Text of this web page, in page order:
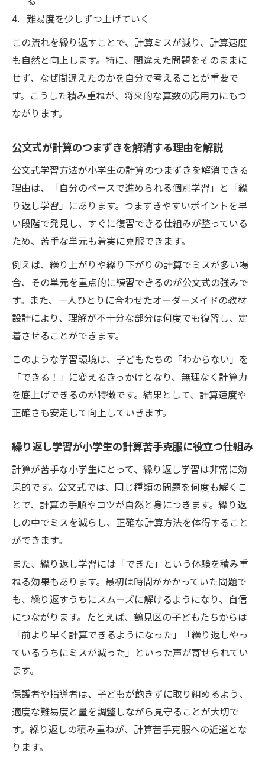
難易度を少しずつ上げていく
この流れを繰り返すことで、計算ミスが減り、計算速度
も自然と向上します。特に、間違えた問題をそのままに
せず、なぜ間違えたのかを自分で考えることが重要で
す。こうした積み重ねが、将来的な算数の応用力にもつ
ながります。
公文式が計算のつまずきを解消する理由を解説
公文式学習方法が小学生の計算のつまずきを解消できる
理由は、「自分のペースで進められる個別学習」と「繰
り返し学習」にあります。つまずきやすいポイントを早
い段階で発見し、すぐに復習できる仕組みが整っている
ため、苦手な単元も着実に克服できます。
例えば、繰り上がりや繰り下がりの計算でミスが多い場
合、その単元を重点的に練習できるのが公文式の強みで
す。また、一人ひとりに合わせたオーダーメイドの教材
設計により、理解が不十分な部分は何度でも復習し、定
着させることができます。
このような学習環境は、子どもたちの「わからない」を
「できる！」に変えるきっかけとなり、無理なく計算力
を底上げできるのが特徴です。結果として、計算速度や
正確さも安定して向上していきます。
繰り返し学習が小学生の計算苦手克服に役立つ仕組み
計算が苦手な小学生にとって、繰り返し学習は非常に効
果的です。公文式では、同じ種類の問題を何度も解くこ
とで、計算の手順やコツが自然と身につきます。繰り返
しの中でミスを減らし、正確な計算方法を体得すること
ができます。
また、繰り返し学習には「できた」という体験を積み重
ねる効果もあります。最初は時間がかかっていた問題で
も、繰り返すうちにスムーズに解けるようになり、自信
につながります。たとえば、鶴見区の子どもたちからは
「前より早く計算できるようになった」「繰り返しやっ
ているうちにミスが減った」といった声が寄せられてい
ます。
保護者や指導者は、子どもが飽きずに取り組めるよう、
適度な難易度と量を調整しながら見守ることが大切で
す。繰り返しの積み重ねが、計算苦手克服への近道とな
ります。